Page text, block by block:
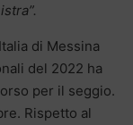
di Messina
del 2022 ha
per il seggio.
Rispetto al